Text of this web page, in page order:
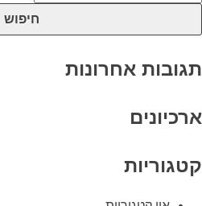
תגובות אחרונות
ארכיונים
קטגוריות